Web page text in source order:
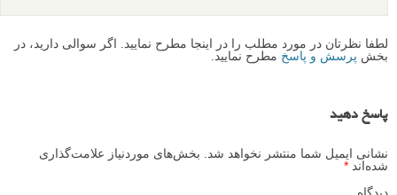
لطفا نظرتان در مورد مطلب را در اینجا مطرح نمایید. اگر سوالی دارید، در
بخش پرسش و پاسخ مطرح نمایید.
پاسخ دهید
نشانی ایمیل شما منتشر نخواهد شد. بخش‌های موردنیاز علامت‌گذاری
شده‌اند *